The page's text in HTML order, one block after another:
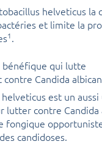
helveticus la
et limite la
1.
bénéfique qui lutte
Candida
est un aussi
lutter contre Candida
fongique
candidoses.